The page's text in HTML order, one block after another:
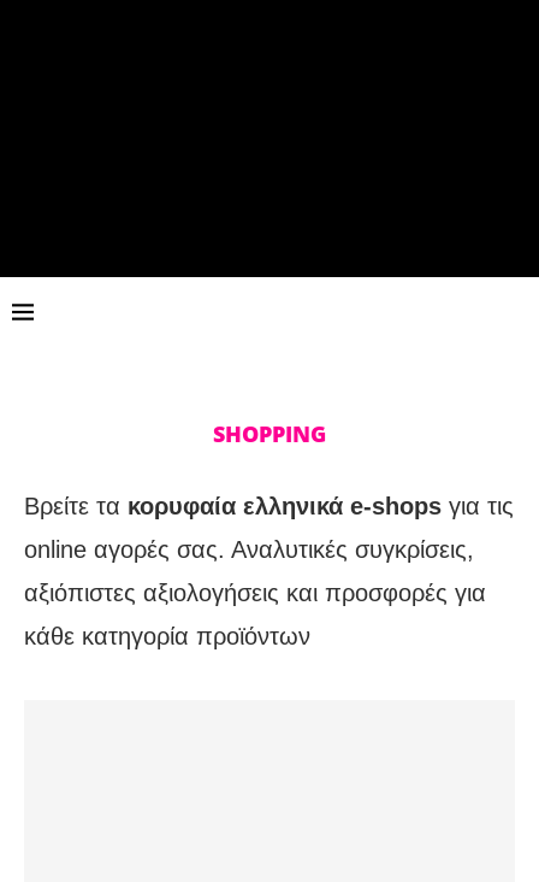
SHOPPING
Βρείτε τα κορυφαία ελληνικά e-shops για τις
online αγορές σας. Αναλυτικές συγκρίσεις,
αξιόπιστες αξιολογήσεις και προσφορές για
κάθε κατηγορία προϊόντων